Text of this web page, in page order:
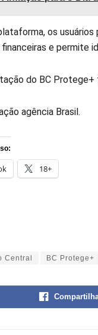
os
e permite
do BC Protege+
agência Brasil.
18+
Central BC Protege+